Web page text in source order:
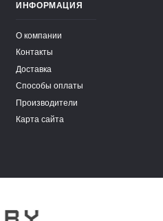
ИНФОРМАЦИЯ
О компании
Контакты
Доставка
Способы оплаты
Производители
Карта сайта